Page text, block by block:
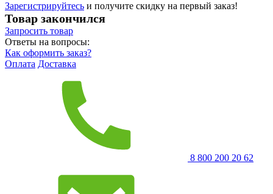
Зарегистрируйтесь и получите скидку на первый заказ!
Товар закончился
Запросить товар
Ответы на вопросы:
Как оформить заказ?
Оплата Доставка
8 800 200 20 62